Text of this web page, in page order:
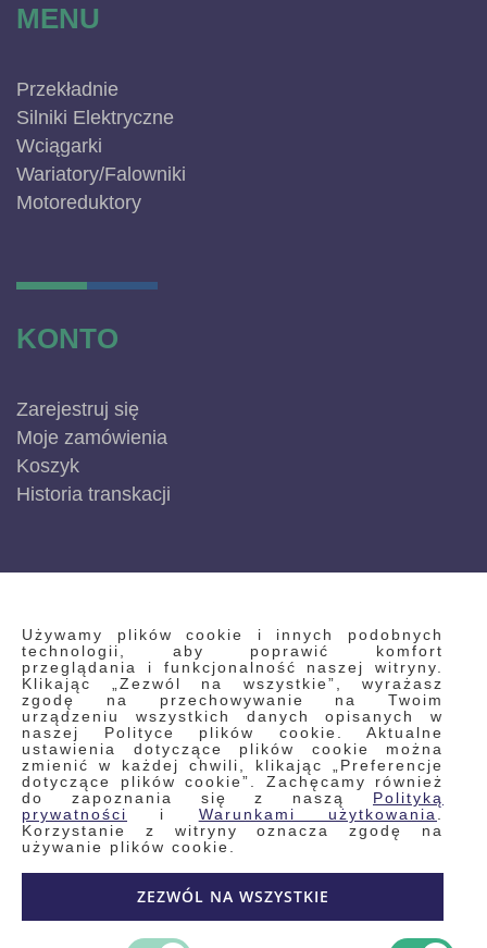
Używamy plików cookie i innych podobnych
technologii, aby poprawić komfort
przeglądania i funkcjonalność naszej witryny.
Klikając „Zezwól na wszystkie”, wyrażasz
zgodę na przechowywanie na Twoim
urządzeniu wszystkich danych opisanych w
naszej Polityce plików cookie. Aktualne
ustawienia dotyczące plików cookie można
zmienić w każdej chwili, klikając „Preferencje
dotyczące plików cookie”. Zachęcamy również
do zapoznania się z naszą Polityką
prywatności
i Warunkami użytkowania
Korzystanie z witryny oznacza zgodę na
używanie plików cookie.
ZEZWÓL NA WSZYSTKIE
MENU
Przekładnie
Silniki Elektryczne
Wciągarki
Wariatory/Falowniki
Motoreduktory
KONTO
Zarejestruj się
Moje zamówienia
Koszyk
Historia transkacji
INFORMACJE
Regulamin
Polityka prywatności i pliki cookie
Wyszukiwane frazy
Wyszukiwanie zaawansowane
Zamówienia
Skontaktuj się z nami
Odstąp od umowy
Kontakt